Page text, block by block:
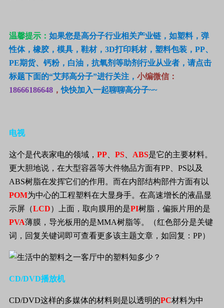
温馨提示 ： 如果您是高分子行业相关产业链，如塑料，弹
性体，橡胶，模具，鞋材，3D打印耗材，塑料包装，PP、
PE期货、钙粉，白油，抗氧剂等助剂行业从业者，请点击
标题下面的“艾邦高分子”进行关注， 小编微信：
18666186648 ，快快加入一起聊聊高分子~~
电视
这个是代表家电的领域， PP PS ABS是它的主要材料。
更大胆地说，在大型容器等大件物品方面有PP PS 以及
ABS树脂在发挥它们的作用。而在内部结构部件方面有以
POM为中心的工程塑料在大显身手。在高速增长的液晶显
示屏（LCD）上面，取向膜用的是PI树脂，偏振片用的是
PVA薄膜，导光板用的是MMA树脂等。（红色部分是关键
词，回复关键词即可查看更多该主题文章，如回复： PP）
CD/DVD播放机
CD/DVD这样的多媒体的材料则是以透明的PC材料为中